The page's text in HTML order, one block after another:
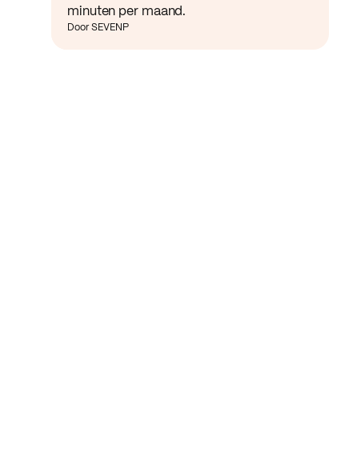
minuten per maand.
Door SEVENP